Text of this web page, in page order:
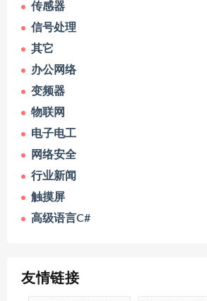
传感器
信号处理
其它
办公网络
变频器
物联网
电子电工
网络安全
行业新闻
触摸屏
高级语言C#
友情链接